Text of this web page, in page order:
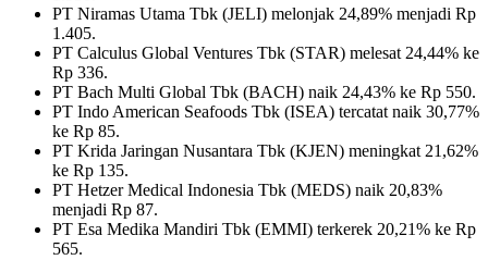
PT Niramas Utama Tbk (JELI) melonjak 24,89% menjadi Rp
1.405.
PT Calculus Global Ventures Tbk (STAR) melesat 24,44% ke
Rp 336.
PT Bach Multi Global Tbk (BACH) naik 24,43% ke Rp 550.
PT Indo American Seafoods Tbk (ISEA) tercatat naik 30,77%
ke Rp 85.
PT Krida Jaringan Nusantara Tbk (KJEN) meningkat 21,62%
ke Rp 135.
PT Hetzer Medical Indonesia Tbk (MEDS) naik 20,83%
menjadi Rp 87.
PT Esa Medika Mandiri Tbk (EMMI) terkerek 20,21% ke Rp
565.